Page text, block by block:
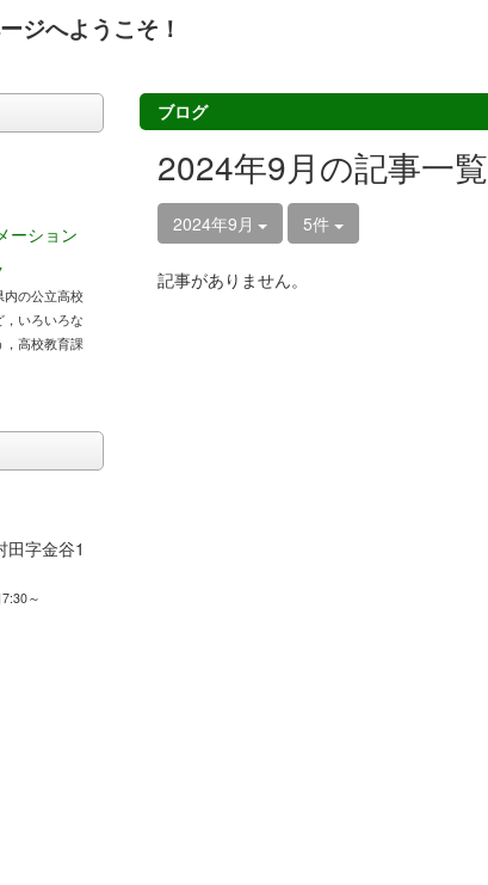
ジへようこそ！
ブログ
2024年9月の記事一覧
2024年9月 5件
記事がありません。
ーション
内の公立高校
いろいろな
，高校教育課
田字金谷1
7:30～